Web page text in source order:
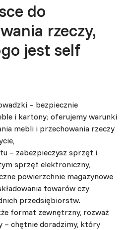
do
rzeczy,
jest self
– bezpiecznie
i kartony; oferujemy warunki
mebli i przechowania rzeczy
– zabezpieczysz sprzęt i
sprzęt elektroniczny,
powierzchnie magazynowe
towarów czy
przedsiębiorstw.
format zewnętrzny, rozważ
– chętnie doradzimy, który